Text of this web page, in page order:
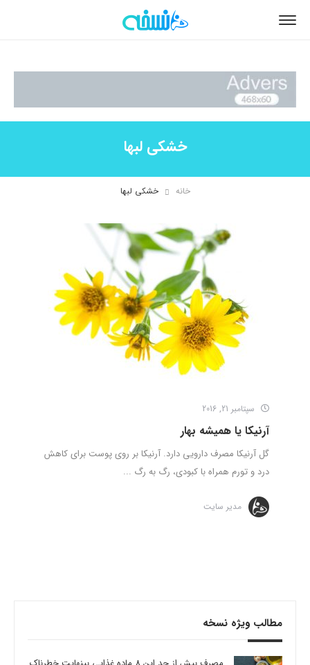
خشکی لبها
خانه خشکی لبها
سپتامبر 21, 2016
آرنیکا یا همیشه بهار
گل آرنیکا مصرف دارویی دارد. آرنیکا بر روی پوست برای کاهش
درد و تورم همراه با کبودی، رگ به رگ ...
مدیر سایت
مطالب ویژه نسخه